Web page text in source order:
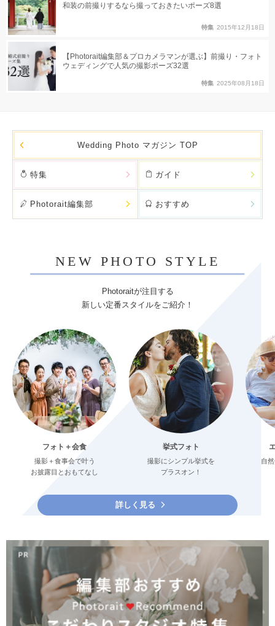
和装の前撮りするなら撮っておきたいポーズ8選
特集 2015年12月18日
【Photorait編集部＆プロカメラマンが選ぶ】前撮り・フォト
ウェディングで人気の撮影ポーズ32選
特集 2025年08月18日
Wedding Photo マガジン TOP
特集 ガイド
Photorait編集部 おすすめ
NEW PHOTO STYLE
Photoraitが注目する
新しい定番スタイルをご紹介！
フォト＋会食
撮影＋食事会で叶う
お披露目とおもてなし
挙式フォト
撮影にシンプル挙式を
プラスオン！
自
詳しく見る